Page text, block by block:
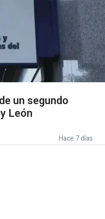
un segundo
León
Hace 7 días